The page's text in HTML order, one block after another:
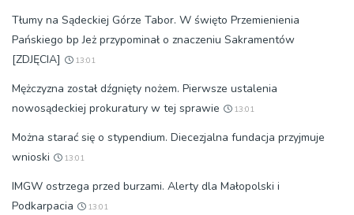
Tłumy na Sądeckiej Górze Tabor. W święto Przemienienia
Pańskiego bp Jeż przypominał o znaczeniu Sakramentów
[ZDJĘCIA]
13:01
Mężczyzna został dźgnięty nożem. Pierwsze ustalenia
nowosądeckiej prokuratury w tej sprawie
13:01
Można starać się o stypendium. Diecezjalna fundacja przyjmuje
wnioski
13:01
IMGW ostrzega przed burzami. Alerty dla Małopolski i
Podkarpacia
13:01